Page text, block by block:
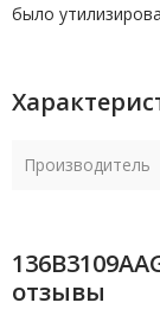
было
Производитель
отзывы